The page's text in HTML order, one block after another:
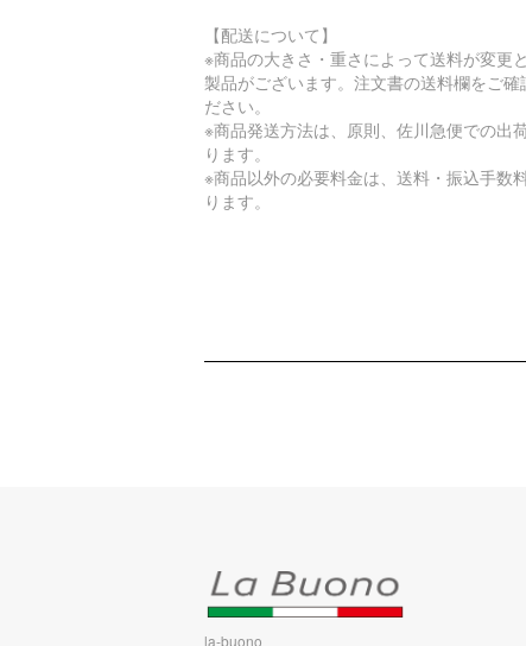
【配送について】
※商品の大きさ・重さによって送料が変更
製品がございます。注文書の送料欄をご確
ださい。
※商品発送方法は、原則、佐川急便での出
ります。
※商品以外の必要料金は、送料・振込手数
ります。
la-buono